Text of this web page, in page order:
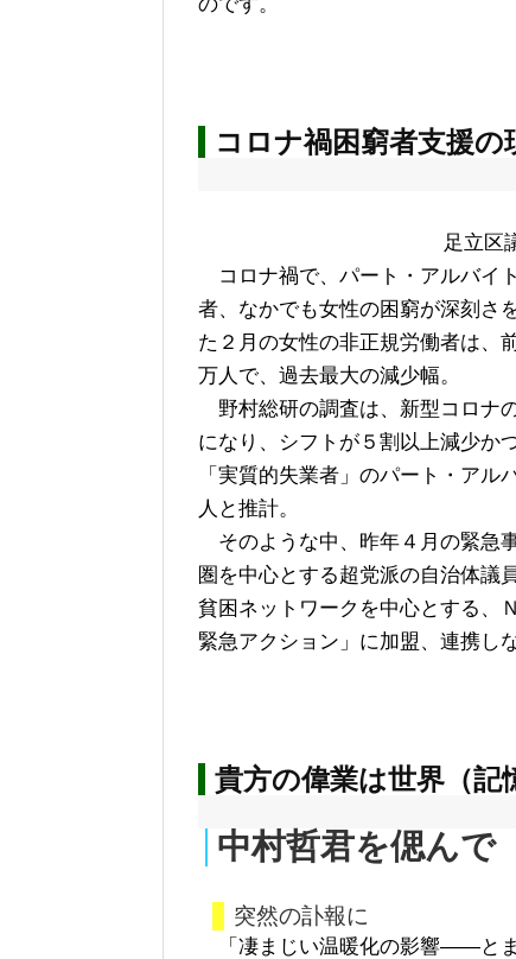
コロナ禍困窮者支援の
足立区
コロナ禍で、パート・アルバイ
者、なかでも女性の困窮が深刻さ
た２月の女性の非正規労働者は、
万人で、過去最大の減少幅。
野村総研の調査は、新型コロナ
になり、シフトが５割以上減少か
「実質的失業者」のパート・ア
人と推計。
そのような中、昨年４月の緊急
圏を中心とする超党派の自治体議
貧困ネットワークを中心とする、
緊急アクション」に加盟、連携し
貴方の偉業は世界（記
中村哲君を偲んで
突然の訃報に
「凄まじい温暖化の影響――とま